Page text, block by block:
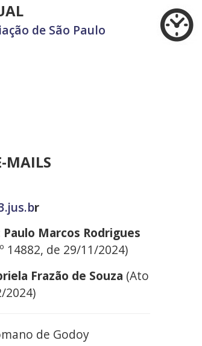
de São Paulo
MAILS
r
Marcos Rodrigues
14882, de 29/11/2024)
Frazão de Souza (Ato
2024)
de Godoy